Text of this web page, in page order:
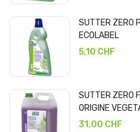
SUTTER ZERO
ECOLABEL
5,10 CHF
SUTTER ZERO
ORIGINE
31,00 CHF